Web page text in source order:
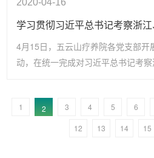
2020-04-16
4月15日，五云山疗养院各党支部开
动，在统一完成对习近平总书记考
1 2 3 4 5 6
12 13 14 15